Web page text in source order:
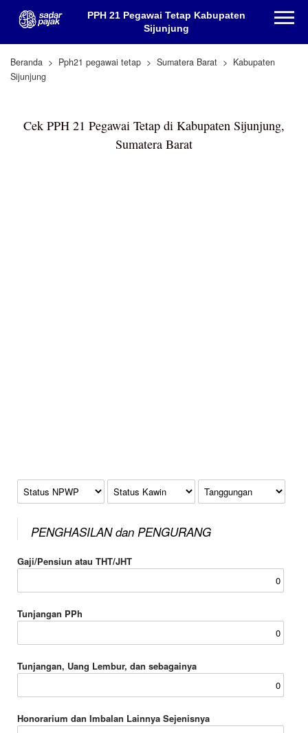
PPH 21 Pegawai Tetap Kabupaten
Sijunjung
Beranda Pph21 pegawai tetap Sumatera Barat
Kabupaten
Sijunjung
Cek PPH 21 Pegawai Tetap di Kabupaten Sijunjung,
Sumatera Barat
Status NPWP Status Kawin Tanggungan
PENGHASILAN dan PENGURANG
Gaji/Pensiun atau THT/JHT
Tunjangan PPh
Tunjangan, Uang Lembur, dan sebagainya
Honorarium dan Imbalan Lainnya Sejenisnya